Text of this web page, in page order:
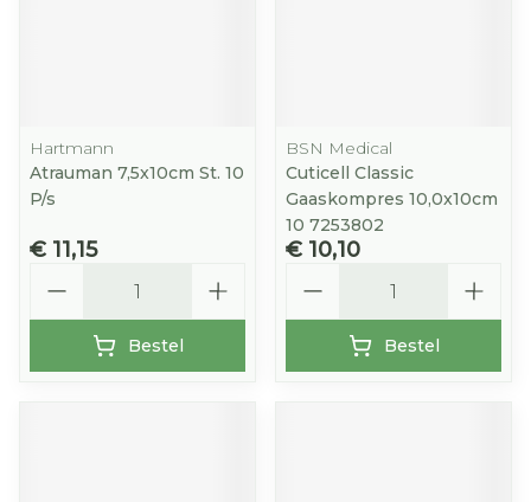
Hartmann
Atrauman 7,5x10cm St. 10
P/s
€ 11,15
Bestel
BSN Medical
Cuticell Classic
Gaaskompres 10,0x10cm
10 7253802
€ 10,10
Bestel